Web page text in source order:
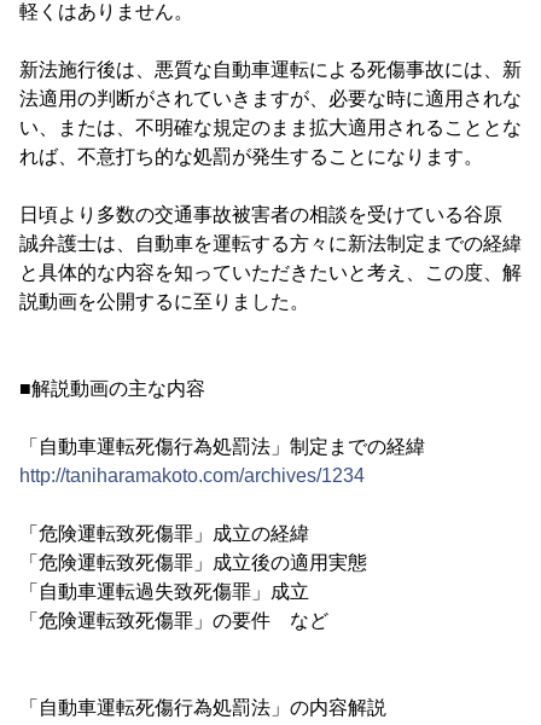
軽くはありません。
新法施行後は、悪質な自動車運転による死傷事故には、新
法適用の判断がされていきますが、必要な時に適用されな
い、または、不明確な規定のまま拡大適用されることとな
れば、不意打ち的な処罰が発生することになります。
日頃より多数の交通事故被害者の相談を受けている谷原
誠弁護士は、自動車を運転する方々に新法制定までの経緯
と具体的な内容を知っていただきたいと考え、この度、解
説動画を公開するに至りました。
■解説動画の主な内容
「自動車運転死傷行為処罰法」制定までの経緯
http://taniharamakoto.com/archives/1234
「危険運転致死傷罪」成立の経緯
「危険運転致死傷罪」成立後の適用実態
「自動車運転過失致死傷罪」成立
「危険運転致死傷罪」の要件 など
「自動車運転死傷行為処罰法」の内容解説